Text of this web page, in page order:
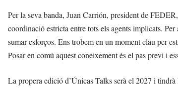
Per la seva banda, Juan Carrión, president de
coordinació estricta entre tots els agents implicats.
sumar esforços. Ens trobem en un moment clau per
Posar en comú aquest coneixement és el pas previ i
La propera edició d’Únicas Talks serà el 2027 i